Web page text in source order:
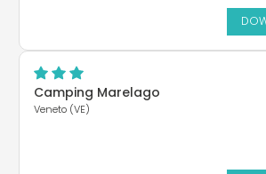
Camping Marelago
Veneto (VE)